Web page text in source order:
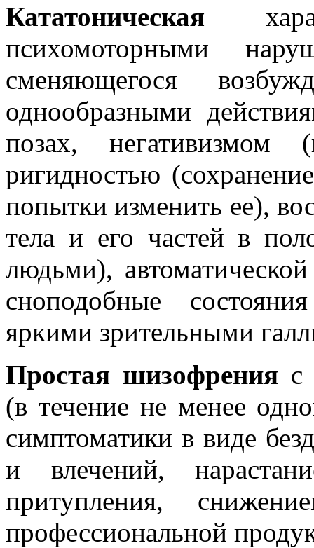
Кататоническая
психомоторными
сменяющегося
однообразными
позах, негативизмом
ригидностью
попытки изменить ее),
тела и его частей в
людьми),
сноподобные
яркими зрительными
Простая шизофрения с
(в течение не менее
симптоматики в виде
и влечений,
притупления,
профессиональной